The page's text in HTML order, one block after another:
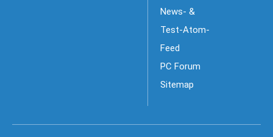
News- &
Test-Atom-
Feed
PC Forum
Sitemap